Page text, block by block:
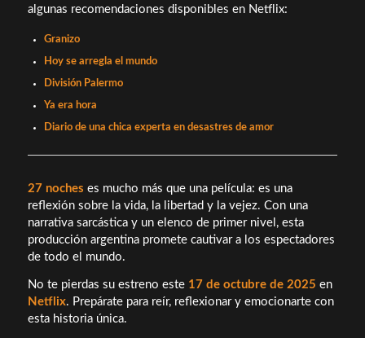
algunas recomendaciones disponibles en Netflix:
Granizo
Hoy se arregla el mundo
División Palermo
Ya era hora
Diario de una chica experta en desastres de amor
27 noches es mucho más que una película: es una
reflexión sobre la vida, la libertad y la vejez. Con una
narrativa sarcástica y un elenco de primer nivel, esta
producción argentina promete cautivar a los espectadores
de todo el mundo.
No te pierdas su estreno este 17 de octubre de 2025 en
Netflix. Prepárate para reír, reflexionar y emocionarte con
esta historia única.